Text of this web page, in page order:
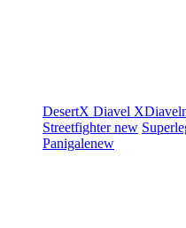
DesertX Diavel XDiavel
Streetfighternew
Panigalenew